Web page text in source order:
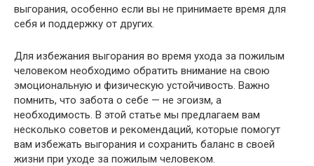
выгорания, особенно если вы не принимаете время для
себя и поддержку от других.
Для избежания выгорания во время ухода за пожилым
человеком необходимо обратить внимание на свою
эмоциональную и физическую устойчивость. Важно
помнить, что забота о себе — не эгоизм, а
необходимость. В этой статье мы предлагаем вам
несколько советов и рекомендаций, которые помогут
вам избежать выгорания и сохранить баланс в своей
жизни при уходе за пожилым человеком.